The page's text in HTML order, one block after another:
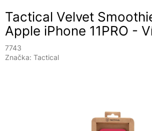
Tactical Velvet
Apple iPhone 11PRO -
7743
Značka: Tactical